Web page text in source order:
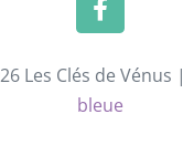
Les Clés de Vénus |
bleue